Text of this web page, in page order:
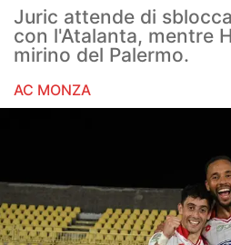
AC Monza
Calcio
Motori
Altri sport
Juric attende di
con l'Atalanta, mentre
mirino del Palermo.
AC MONZA